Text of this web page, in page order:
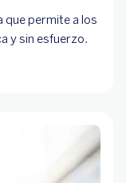
que permite a los
y sin esfuerzo.